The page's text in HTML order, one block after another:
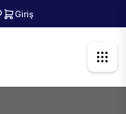
Giriş